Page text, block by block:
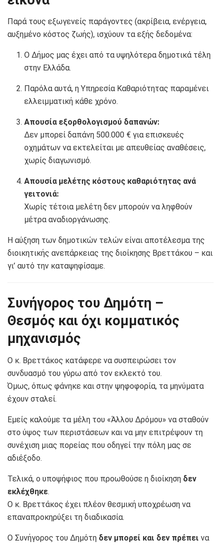
Παρά τους εξωγενείς παράγοντες (ακρίβεια, ενέργεια,
αυξημένο κόστος ζωής), ισχύουν τα εξής δεδομένα:
Ο Δήμος μας έχει από τα υψηλότερα δημοτικά τέλη
στην Ελλάδα.
Παρόλα αυτά, η Υπηρεσία Καθαριότητας παραμένει
ελλειμματική κάθε χρόνο.
Απουσία εξορθολογισμού δαπανών:
Δεν μπορεί δαπάνη 500.000 € για επισκευές
οχημάτων να εκτελείται με απευθείας αναθέσεις,
χωρίς διαγωνισμό.
Απουσία μελέτης κόστους καθαριότητας ανά
γειτονιά:
Χωρίς τέτοια μελέτη δεν μπορούν να ληφθούν
μέτρα αναδιοργάνωσης.
Η αύξηση των δημοτικών τελών είναι αποτέλεσμα της
διοικητικής ανεπάρκειας της διοίκησης Βρεττάκου – και
γι’ αυτό την καταψηφίσαμε.
Συνήγορος του Δημότη –
Θεσμός και όχι κομματικός
μηχανισμός
Ο κ. Βρεττάκος κατάφερε να συσπειρώσει τον
συνδυασμό του γύρω από τον εκλεκτό του.
Όμως, όπως φάνηκε και στην ψηφοφορία, τα μηνύματα
έχουν σταλεί.
Εμείς καλούμε τα μέλη του «Άλλου Δρόμου» να σταθούν
στο ύψος των περιστάσεων και να μην επιτρέψουν τη
συνέχιση μιας πορείας που οδηγεί την πόλη μας σε
αδιέξοδο.
Τελικά, ο υποψήφιος που προωθούσε η διοίκηση δεν
εκλέχθηκε.
Ο κ. Βρεττάκος έχει πλέον θεσμική υποχρέωση να
επαναπροκηρύξει τη διαδικασία.
Ο Συνήγορος του Δημότη δεν μπορεί και δεν πρέπει να